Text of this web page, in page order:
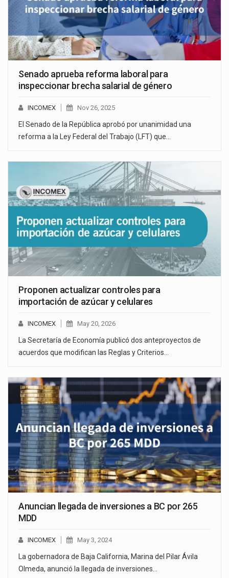
Senado aprueba reforma laboral para
inspeccionar brecha salarial de género
INCOMEX Nov 26, 2025
El Senado de la República aprobó por unanimidad una
reforma a la Ley Federal del Trabajo (LFT) que…
Proponen actualizar controles para
importación de azúcar y celulares
INCOMEX May 20, 2026
La Secretaría de Economía publicó dos anteproyectos de
acuerdos que modifican las Reglas y Criterios…
Anuncian llegada de inversiones a BC por 265
MDD
INCOMEX May 3, 2024
La gobernadora de Baja California, Marina del Pilar Ávila
Olmeda, anunció la llegada de inversiones…